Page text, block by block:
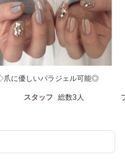
爪に優しいパラジェル可能◎
スタッフ 総数3人